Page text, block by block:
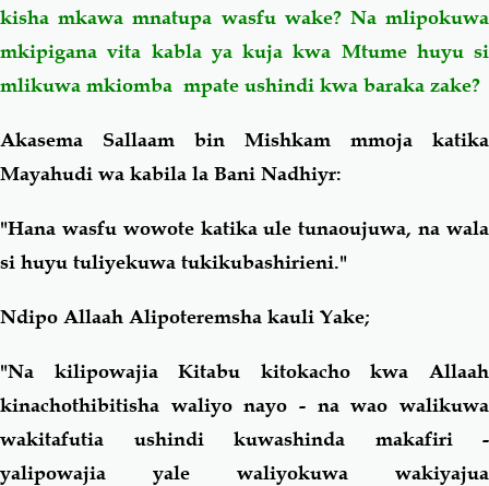
kisha mkawa mnatupa wasfu wake? Na mlipokuwa
mkipigana vita kabla ya kuja kwa Mtume huyu si
mlikuwa mkiomba mpate ushindi kwa baraka zake?
Akasema Sallaam bin Mishkam mmoja katika
Mayahudi wa kabila la Bani Nadhiyr:
"Hana wasfu wowote katika ule tunaoujuwa, na wala
si huyu tuliyekuwa tukikubashirieni."
Ndipo Allaah Alipoteremsha kauli Yake;
"Na kilipowajia Kitabu kitokacho kwa Allaah
kinachothibitisha waliyo nayo - na wao walikuwa
wakitafutia ushindi kuwashinda makafiri -
yalipowajia yale waliyokuwa wakiyajua